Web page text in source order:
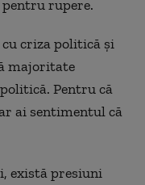
rupere.
criza politică și
majoritate
Pentru că
ai sentimentul că
există presiuni